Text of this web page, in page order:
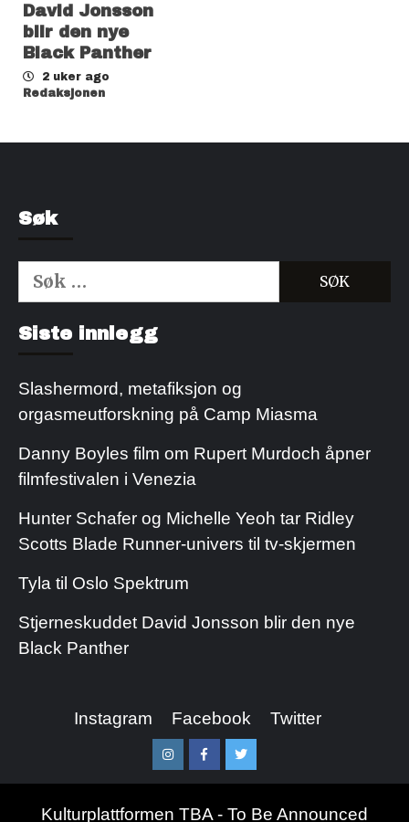
David Jonsson
blir den nye
Black Panther
2 uker ago
Redaksjonen
Søk
Søk
etter:
Siste innlegg
Slashermord, metafiksjon og
orgasmeutforskning på Camp Miasma
Danny Boyles film om Rupert Murdoch åpner
filmfestivalen i Venezia
Hunter Schafer og Michelle Yeoh tar Ridley
Scotts Blade Runner-univers til tv-skjermen
Tyla til Oslo Spektrum
Stjerneskuddet David Jonsson blir den nye
Black Panther
Instagram Facebook Twitter
InstagramFacebookTwitter
Kulturplattformen TBA - To Be Announced